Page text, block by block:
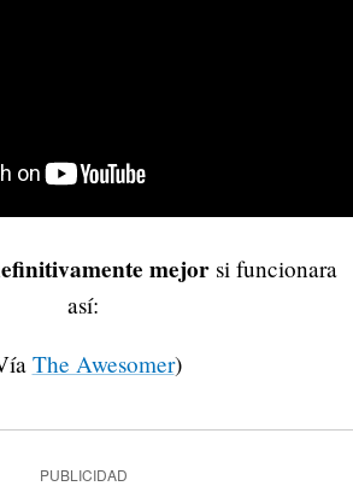
mejor si funcionara
así:
The Awesomer)
PUBLICIDAD